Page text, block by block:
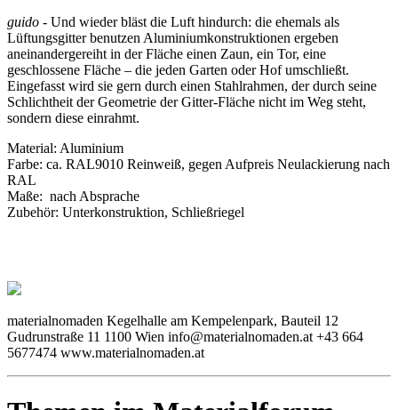
guido - Und wieder bläst die Luft hindurch: die ehemals als
Lüftungsgitter benutzen Aluminiumkonstruktionen ergeben
aneinandergereiht in der Fläche einen Zaun, ein Tor, eine
geschlossene Fläche – die jeden Garten oder Hof umschließt.
Eingefasst wird sie gern durch einen Stahlrahmen, der durch seine
Schlichtheit der Geometrie der Gitter-Fläche nicht im Weg steht,
sondern diese einrahmt.
Material: Aluminium
Farbe: ca. RAL9010 Reinweiß, gegen Aufpreis Neulackierung nach
RAL
Maße: nach Absprache
Zubehör: Unterkonstruktion, Schließriegel
materialnomaden Kegelhalle am Kempelenpark, Bauteil 12
Gudrunstraße 11 1100 Wien info@materialnomaden.at +43 664
5677474 www.materialnomaden.at